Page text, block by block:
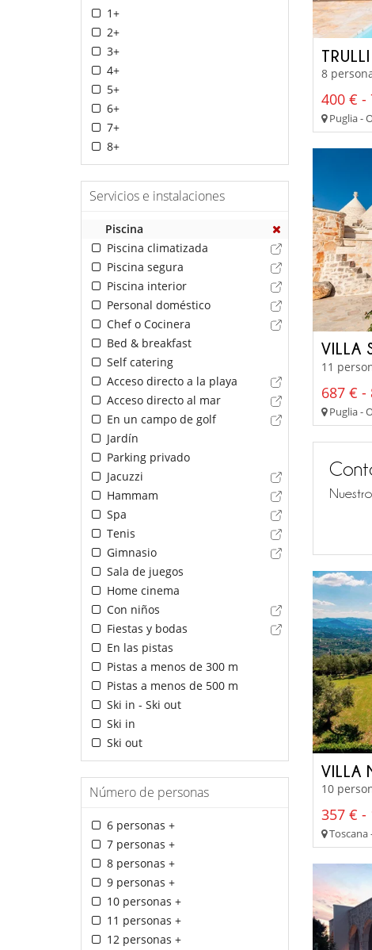
1+
2+
3+
4+
5+
6+
7+
8+
Servicios e instalaciones
Piscina
Piscina climatizada
Piscina segura
Piscina interior
Personal doméstico
Chef o Cocinera
Bed & breakfast
Self catering
Acceso directo a la playa
Acceso directo al mar
En un campo de golf
Jardín
Parking privado
Jacuzzi
Hammam
Spa
Tenis
Gimnasio
Sala de juegos
Home cinema
Con niños
Fiestas y bodas
En las pistas
Pistas a menos de 300 m
Pistas a menos de 500 m
Ski in - Ski out
Ski in
Ski out
Número de personas
6 personas +
7 personas +
8 personas +
9 personas +
10 personas +
11 personas +
12 personas +
8
400 € -
Puglia -
VILLA
11
687 € -
Puglia -
VILLA
10
357 € -
Toscana